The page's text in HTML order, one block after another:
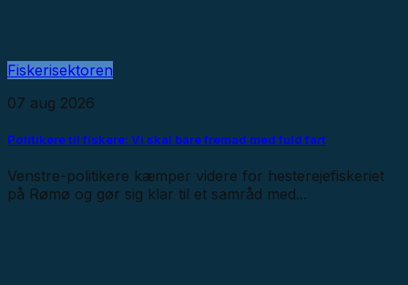
Fiskerisektoren
07 aug 2026
Politikere til fiskere: Vi skal bare fremad med fuld fart
Venstre-politikere kæmper videre for hesterejefiskeriet
på Rømø og gør sig klar til et samråd med...